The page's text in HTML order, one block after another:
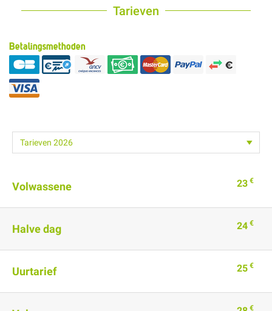
Tarieven
Betalingsmethoden
Volwassene 23 €
Halve dag 24 €
Uurtarief 25 €
€